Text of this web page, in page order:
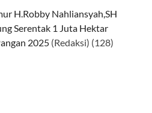
H.Robby Nahliansyah,SH
Serentak 1 Juta Hektar
2025 (Redaksi) (128)